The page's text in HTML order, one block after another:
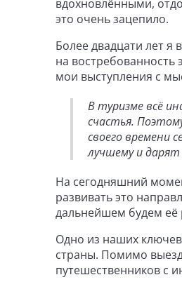
вдохновлёнными,
это очень зацепило.
Более двадцати лет
на
мои выступления с
В туризме всё
счастья.
своего времени
лучшему и дарят
На сегодняшний
развивать это
дальнейшем будем её
Одно из наших
страны. Помимо
путешественников с